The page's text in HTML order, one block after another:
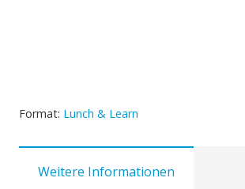
Format: Lunch & Learn
Weitere Informationen